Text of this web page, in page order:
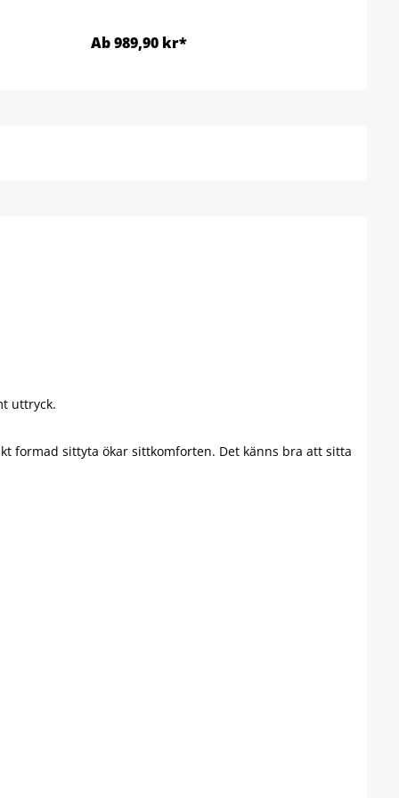
Ab 989,90 kr*
uttryck.
formad sittyta ökar sittkomforten. Det känns bra att sitta